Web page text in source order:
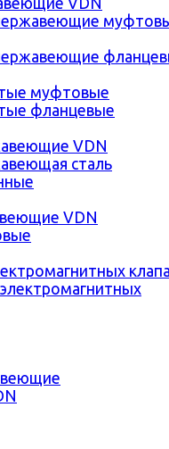
муфтовые
фланцевые
VDN
сталь
VDN